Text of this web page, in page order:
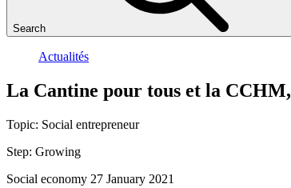
Search
Actualités
La Cantine pour tous et la CCHM,
Topic: Social entrepreneur
Step: Growing
Social economy 27 January 2021